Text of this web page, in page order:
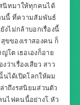
นิทมาให้ทุกคนได้
นนี้ ที่ความสัมพันธ์
ไม่กล้าบอกเรื่องนี้
ขของเราสองคน ก็
โต เธอเองก็อาย
าเรื่องเสียว สาว
ได้เปิดโลกให้ผม
าถึงรสนิยมส่วนตัว
นไฟคนนี้อย่างโ.หัว